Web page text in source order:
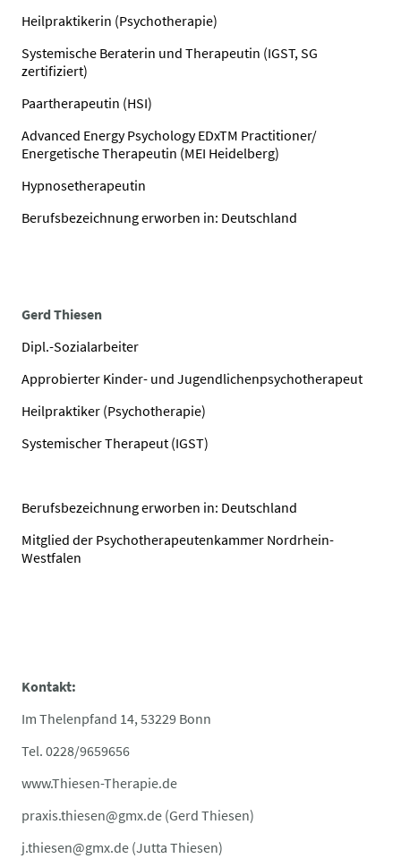
Heilpraktikerin (Psychotherapie)
Systemische Beraterin und Therapeutin (IGST, SG
zertifiziert)
Paartherapeutin (HSI)
Advanced Energy Psychology EDxTM Practitioner/
Energetische Therapeutin (MEI Heidelberg)
Hypnosetherapeutin
Berufsbezeichnung erworben in: Deutschland
Gerd Thiesen
Dipl.-Sozialarbeiter
Approbierter Kinder- und Jugendlichenpsychotherapeut
Heilpraktiker (Psychotherapie)
Systemischer Therapeut (IGST)
Berufsbezeichnung erworben in: Deutschland
Mitglied der Psychotherapeutenkammer Nordrhein-
Westfalen
Kontakt:
Im Thelenpfand 14, 53229 Bonn
Tel. 0228/9659656
www.Thiesen-Therapie.de
praxis.thiesen@gmx.de (Gerd Thiesen)
j.thiesen@gmx.de (Jutta Thiesen)